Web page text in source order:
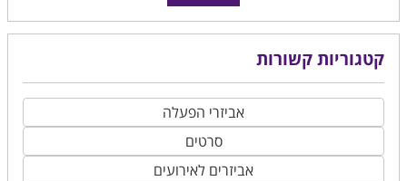
קטגוריות קשורות
אביזרי הפעלה
סרטים
אביזרים לאירועים